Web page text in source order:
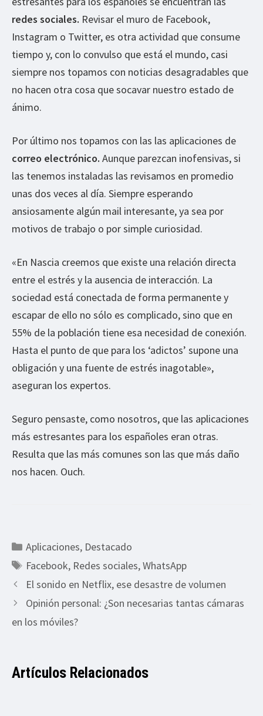
redes sociales. Revisar el muro de Facebook,
Instagram o Twitter, es otra actividad que consume
tiempo y, con lo convulso que está el mundo, casi
siempre nos topamos con noticias desagradables que
no hacen otra cosa que socavar nuestro estado de
ánimo.
Por último nos topamos con las las aplicaciones de
correo electrónico. Aunque parezcan inofensivas, si
las tenemos instaladas las revisamos en promedio
unas dos veces al día. Siempre esperando
ansiosamente algún mail interesante, ya sea por
motivos de trabajo o por simple curiosidad.
«En Nascia creemos que existe una relación directa
entre el estrés y la ausencia de interacción. La
sociedad está conectada de forma permanente y
escapar de ello no sólo es complicado, sino que en
55% de la población tiene esa necesidad de conexión.
Hasta el punto de que para los ‘adictos’ supone una
obligación y una fuente de estrés inagotable»,
aseguran los expertos.
Seguro pensaste, como nosotros, que las aplicaciones
más estresantes para los españoles eran otras.
Resulta que las más comunes son las que más daño
nos hacen. Ouch.
Categorías
Aplicaciones, Destacado
Etiquetas
Facebook, Redes sociales,WhatsApp
El sonido en Netflix, ese desastre de volumen
Opinión personal: ¿Son necesarias tantas cámaras
en los móviles?
Artículos Relacionados